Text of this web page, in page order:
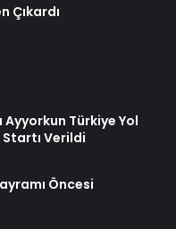
Çıkardı
Türkiye Yol
Verildi
Öncesi